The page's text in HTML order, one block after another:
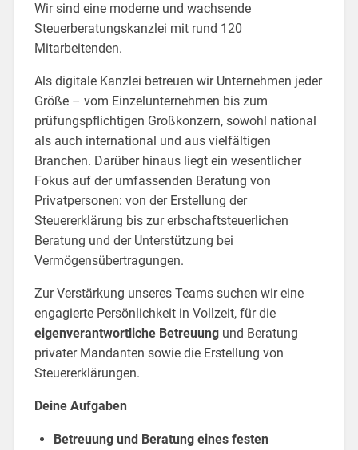
Wir sind eine moderne und wachsende
Steuerberatungskanzlei mit rund 120
Mitarbeitenden.
Als digitale Kanzlei betreuen wir Unternehmen jeder
Größe – vom Einzelunternehmen bis zum
prüfungspflichtigen Großkonzern, sowohl national
als auch international und aus vielfältigen
Branchen. Darüber hinaus liegt ein wesentlicher
Fokus auf der umfassenden Beratung von
Privatpersonen: von der Erstellung der
Steuererklärung bis zur erbschaftsteuerlichen
Beratung und der Unterstützung bei
Vermögensübertragungen.
Zur Verstärkung unseres Teams suchen wir eine
engagierte Persönlichkeit in Vollzeit, für die
eigenverantwortliche Betreuung und Beratung
privater Mandanten sowie die Erstellung von
Steuererklärungen.
Deine Aufgaben
Betreuung und Beratung eines festen